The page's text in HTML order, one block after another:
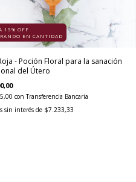
15% OFF
EN CANTIDAD
- Poción Floral para la sanación
del Útero
con Transferencia Bancaria
sin interés de $7.233,33